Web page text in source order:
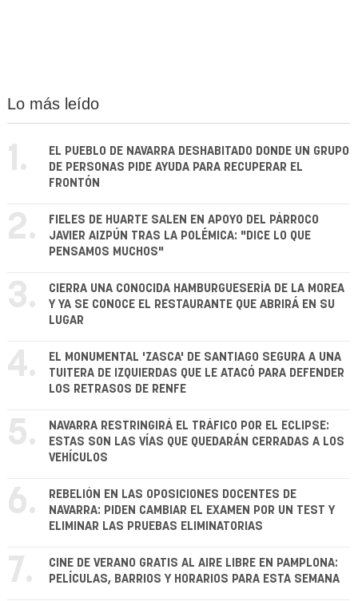
Lo más leído
1.
EL PUEBLO DE NAVARRA DESHABITADO DONDE UN GRUPO
DE PERSONAS PIDE AYUDA PARA RECUPERAR EL
FRONTÓN
2.
FIELES DE HUARTE SALEN EN APOYO DEL PÁRROCO
JAVIER AIZPÚN TRAS LA POLÉMICA: "DICE LO QUE
PENSAMOS MUCHOS"
3.
CIERRA UNA CONOCIDA HAMBURGUESERÍA DE LA MOREA
Y YA SE CONOCE EL RESTAURANTE QUE ABRIRÁ EN SU
LUGAR
4.
EL MONUMENTAL 'ZASCA' DE SANTIAGO SEGURA A UNA
TUITERA DE IZQUIERDAS QUE LE ATACÓ PARA DEFENDER
LOS RETRASOS DE RENFE
5.
NAVARRA RESTRINGIRÁ EL TRÁFICO POR EL ECLIPSE:
ESTAS SON LAS VÍAS QUE QUEDARÁN CERRADAS A LOS
VEHÍCULOS
6.
REBELIÓN EN LAS OPOSICIONES DOCENTES DE
NAVARRA: PIDEN CAMBIAR EL EXAMEN POR UN TEST Y
ELIMINAR LAS PRUEBAS ELIMINATORIAS
7.
CINE DE VERANO GRATIS AL AIRE LIBRE EN PAMPLONA:
PELÍCULAS, BARRIOS Y HORARIOS PARA ESTA SEMANA